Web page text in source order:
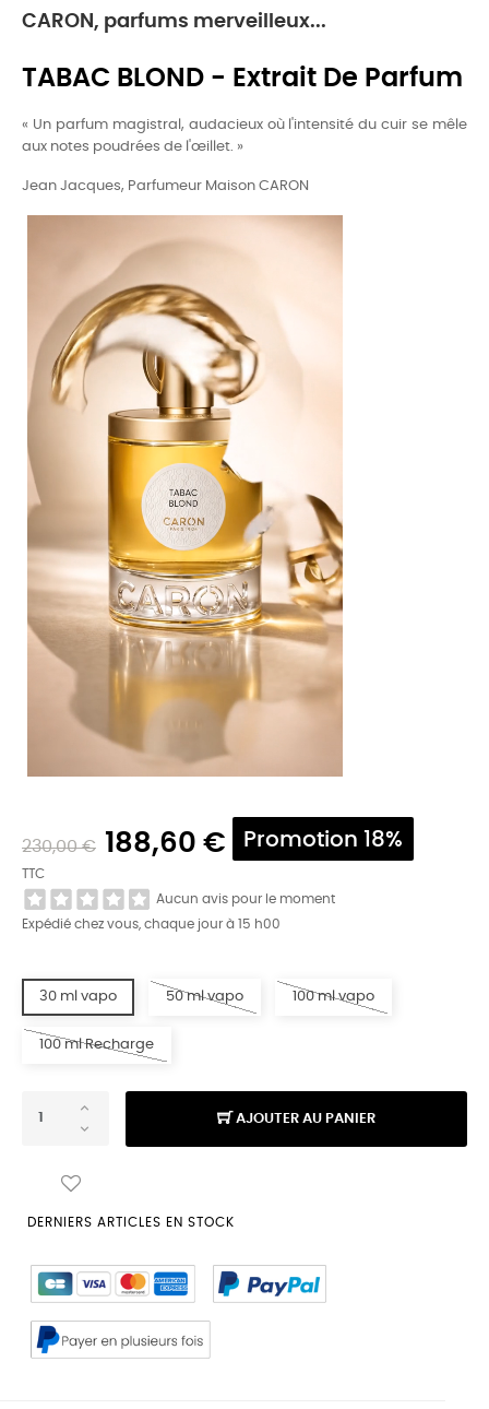
CARON, parfums merveilleux...
TABAC BLOND - Extrait De Parfum
« Un parfum magistral, audacieux où l'intensité du cuir se mêle
aux notes poudrées de l'œillet. »
Jean Jacques, Parfumeur Maison CARON
230,00 € 188,60 € Promotion 18%
TTC
Aucun avis pour le moment
Expédié chez vous, chaque jour à 15 h00
30 ml vapo 50 ml vapo 100 ml vapo
100 ml Recharge
AJOUTER AU PANIER
DERNIERS ARTICLES EN STOCK